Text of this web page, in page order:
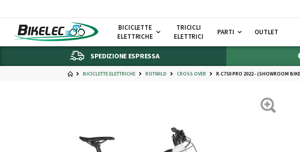
BICICLETTE
ELETTRICHE
TRICICLI
ELETTRICI
PARTI OUTLET
SPEDIZIONE ESPRESSA
BICICLETTE ELETTRICHE ROTWILD CROSS OVER R.C750 PRO 2022 - (SHOWROOM